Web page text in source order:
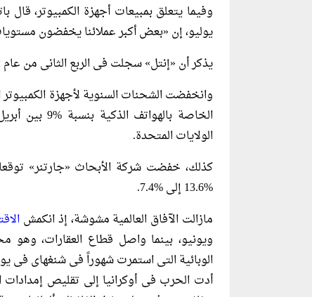
وفيما يتعلق بمبيعات أجهزة الكمبيوتر، قال
يوليو، إن «بعض أكبر عملائنا يخفضون
يذكر أن «إنتل» سجلت فى الربع الثانى من عام 2022 أول خسارة صافية لها منذ الربع الأخير عام 2017.
الخاصة
الولايات المتحدة.
كذلك، خفضت شركة الأبحاث «جارتنر»
%13.6 إلى %7.4.
مازالت الآفاق العالمية مشوشة، إذ انكمش
ويونيو، بينما واصل قطاع العقارات، وهو
الوبائية التى استمرت شهوراً فى شنغهاى فى يونيو،
أدت الحرب فى أوكرانيا إلى تقليص إمدادات